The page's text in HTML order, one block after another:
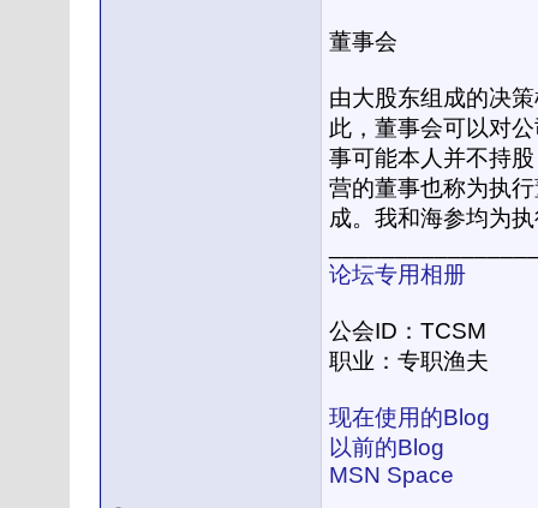
董事会
由大股东组成的决
此，董事会可以对
事可能本人并不持
营的董事也称为执
成。我和海参均为
论坛专用相册
公会ID：TCSM
职业：专职渔夫
现在使用的Blog
以前的Blog
MSN Space